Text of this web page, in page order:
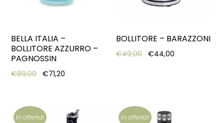
BELLA ITALIA –
BOLLITORE AZZURRO –
PAGNOSSIN
€89,00 Original price was: €89,00.
€71,20
BOLLITORE – BARAZZONI
€49,00 Original price was:
€44,00
In offerta! In offerta!